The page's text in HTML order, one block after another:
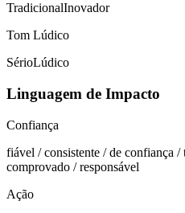
TradicionalInovador
Tom Lúdico
SérioLúdico
Linguagem de Impacto
Confiança
fiável / consistente / de confiança /
comprovado / responsável
Ação